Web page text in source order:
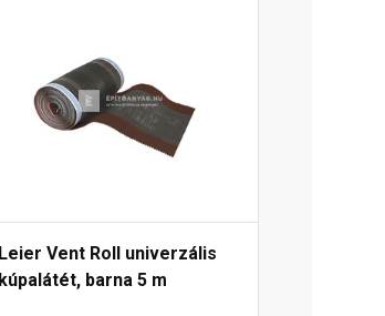
Leier Vent Roll univerzális
kúpalátét, barna 5 m